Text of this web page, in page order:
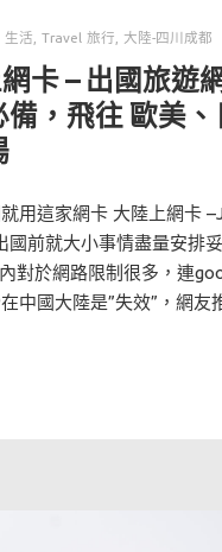
生活 Travel 旅行 大陸-四川成都
卡 – 出國旅遊
備，飛往 歐美
用這家網卡 大陸上網卡
國前就大小事情盡量安排
對於網路限制很多，連
中國大陸是”失效”，網友